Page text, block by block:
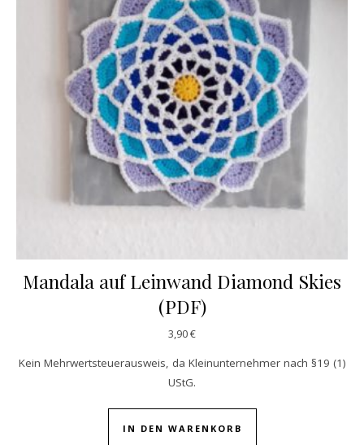
Mandala auf Leinwand Diamond Skies
(PDF)
3,90€
Kein Mehrwertsteuerausweis, da Kleinunternehmer nach §19 (1)
UStG.
IN DEN WARENKORB